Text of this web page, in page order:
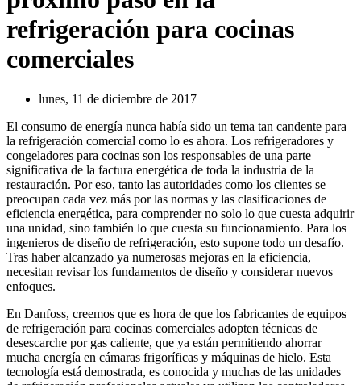
refrigeración para cocinas
comerciales
lunes, 11 de diciembre de 2017
El consumo de energía nunca había sido un tema tan candente para
la refrigeración comercial como lo es ahora. Los refrigeradores y
congeladores para cocinas son los responsables de una parte
significativa de la factura energética de toda la industria de la
restauración. Por eso, tanto las autoridades como los clientes se
preocupan cada vez más por las normas y las clasificaciones de
eficiencia energética, para comprender no solo lo que cuesta adquirir
una unidad, sino también lo que cuesta su funcionamiento. Para los
ingenieros de diseño de refrigeración, esto supone todo un desafío.
Tras haber alcanzado ya numerosas mejoras en la eficiencia,
necesitan revisar los fundamentos de diseño y considerar nuevos
enfoques.
En Danfoss, creemos que es hora de que los fabricantes de equipos
de refrigeración para cocinas comerciales adopten técnicas de
desescarche por gas caliente, que ya están permitiendo ahorrar
mucha energía en cámaras frigoríficas y máquinas de hielo. Esta
tecnología está demostrada, es conocida y muchas de las unidades